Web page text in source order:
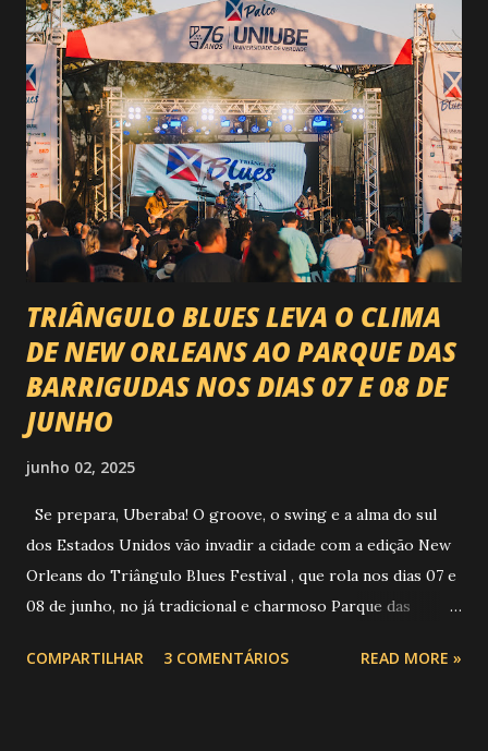
impacto é tão grande que o evento até mudou de nome:
agora é Expozebu Rodeo Shows . E não para por aí. Foto:
@circuitoranchoprimavera 🎤 LINE-UP NACIONAL QUE
VAI ESTREMECER O PARQUE Serão quatro noites , entre
24, 25, 30 de abril e 02 de maio , com oito atrações gigantes
da música brasileira , contemplando sertanejo, forró,
piseiro e sofrência nível hard: Gusttavo Lima Leonardo
Natanzinho Lima Jads & ...
TRIÂNGULO BLUES LEVA O CLIMA
DE NEW ORLEANS AO PARQUE DAS
BARRIGUDAS NOS DIAS 07 E 08 DE
JUNHO
junho 02, 2025
Se prepara, Uberaba! O groove, o swing e a alma do sul
dos Estados Unidos vão invadir a cidade com a edição New
Orleans do Triângulo Blues Festival , que rola nos dias 07 e
08 de junho, no já tradicional e charmoso Parque das
Foto: https://www.trianguloblues.com.br/ ATRAÇÕES DE
COMPARTILHAR 3 COMENTÁRIOS READ MORE »